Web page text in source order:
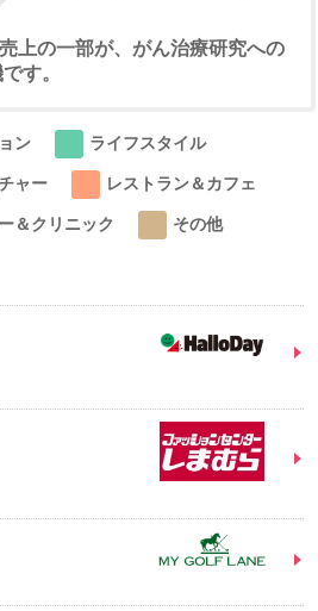
上の一部が、がん治療研究への
す。
ン
ライフスタイル
ャー
レストラン＆カフェ
＆クリニック
その他